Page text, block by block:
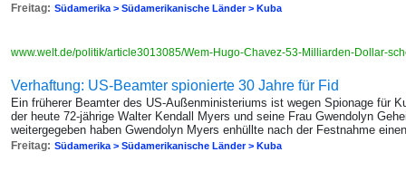
Freitag: Südamerika > Südamerikanische Länder > Kuba
www.welt.de/politik/article3013085/Wem-Hugo-Chavez-53-Milliarden-Dollar-
Verhaftung: US-Beamter spionierte 30 Jahre für Fid
Ein früherer Beamter des US-Außenministeriums ist wegen Spionage für
der heute 72-jährige Walter Kendall Myers und seine Frau Gwendolyn
weitergegeben haben Gwendolyn Myers enhüllte nach der Festnahme
Freitag: Südamerika > Südamerikanische Länder > Kuba